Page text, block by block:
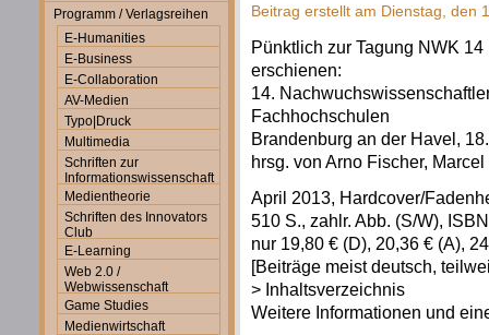
Programm / Verlagsreihen
E-Humanities
E-Business
E-Collaboration
AV-Medien
Typo|Druck
Multimedia
Schriften zur
Informationswissenschaft
Medientheorie
Schriften des Innovators
Club
E-Learning
Web 2.0 /
Webwissenschaft
Game Studies
Medienwirtschaft
Beitrag erstellt am Dienstag, den
Pünktlich zur Tagung NWK
erschienen:
14.
Fachhochschulen
Brandenburg an der Havel,
hrsg. von Arno Fischer,
April 2013, Hardcover/
510 S., zahlr. Abb. (S/W),
nur 19,80 € (D), 20,36 € (A),
[Beiträge meist deutsch,
> Inhaltsverzeichnis
Weitere Informationen und